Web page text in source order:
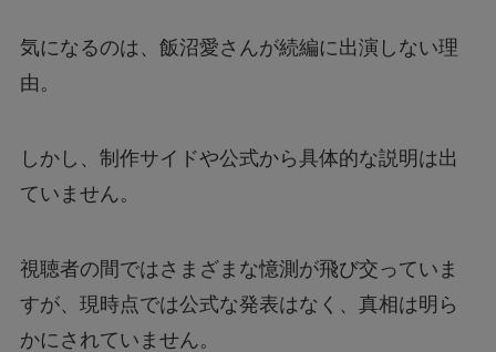
気になるのは、飯沼愛さんが続編に出演しない理
由。
しかし、制作サイドや公式から具体的な説明は出
ていません。
視聴者の間ではさまざまな憶測が飛び交っていま
すが、現時点では公式な発表はなく、真相は明ら
かにされていません。